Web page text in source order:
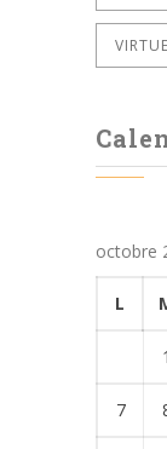
octobre
L
1
7